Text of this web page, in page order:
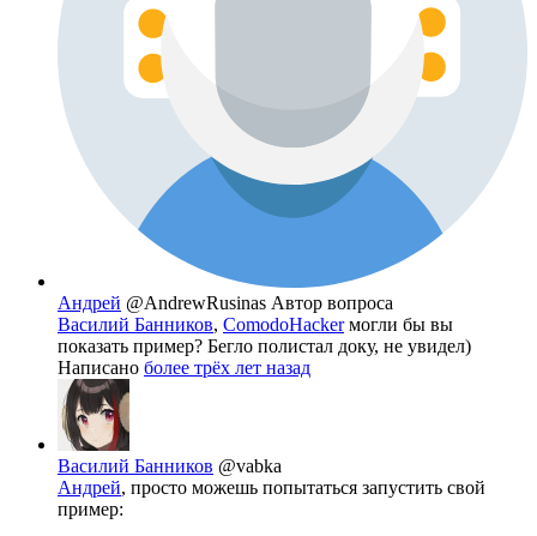
Андрей @AndrewRusinas Автор вопроса
Василий Банников, ComodoHackerмогли бы вы
показать пример? Бегло полистал доку, не увидел)
Написано более трёх лет назад
Василий Банников @vabka
Андрей, просто можешь попытаться запустить свой
пример: